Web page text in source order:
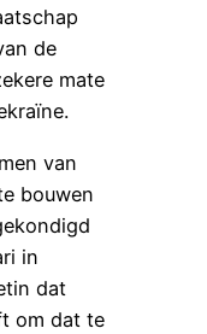
de
mate
van
bouwen
in
dat
om dat te